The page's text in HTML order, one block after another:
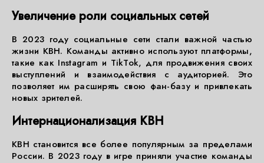
Увеличение роли социальных сетей
В 2023 году социальные сети стали важной частью
жизни КВН. Команды активно используют платформы,
такие как Instagram и TikTok, для продвижения своих
выступлений и взаимодействия с аудиторией. Это
позволяет им расширять свою фан-базу и привлекать
новых зрителей.
Интернационализация КВН
КВН становится все более популярным за пределами
России. В 2023 году в игре приняли участие команды